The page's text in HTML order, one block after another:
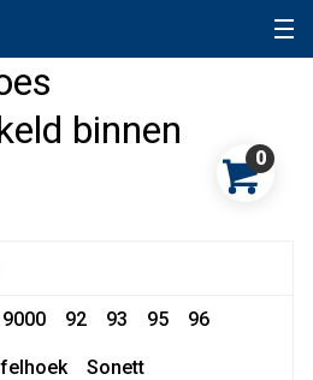
binnen
0
9000 92 93 95 96
Sonett